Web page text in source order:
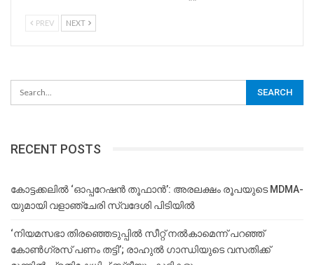
PREV NEXT
RECENT POSTS
കോട്ടക്കലിൽ ‘ഓപ്പറേഷൻ തൂഫാൻ’: അരലക്ഷം രൂപയുടെ MDMA-
യുമായി വളാഞ്ചേരി സ്വദേശി പിടിയിൽ
‘നിയമസഭാ തിരഞ്ഞെടുപ്പിൽ സീറ്റ് നൽകാമെന്ന് പറഞ്ഞ്
കോൺഗ്രസ് പണം തട്ടി’; രാഹുൽ ഗാന്ധിയുടെ വസതിക്ക്